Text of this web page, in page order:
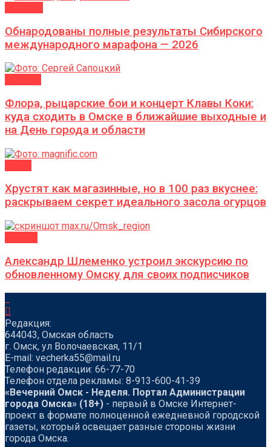
Обнародованы полные результаты Сибирского
международного марафона — 2026
Флора, рыцарские бои и концерт Клавы Коки:
куда сходить в Омске в ближайшие выходные и
на День города и области
Хрустят как магазинные, но в 100 раз вкуснее:
раскрываем секрет идеального засола огурцов
Александр Шлеменко устроил экскурсию по
обновленному Омску для своих подписчиков
Редакция:
644043, Омская область
г. Омск, ул Волочаевская, 11/1
Е-mail: vecherka55@mail.ru
Телефон редакции: 66-77-70
Телефон отдела рекламы: 8-913-600-41-39
«Вечерний Омск - Неделя. Портал Администрации
города Омска» (18+) - первый в Омске Интернет-
проект в формате полноценной ежедневной городской
газеты, который освещает разные стороны жизни
города Омска.